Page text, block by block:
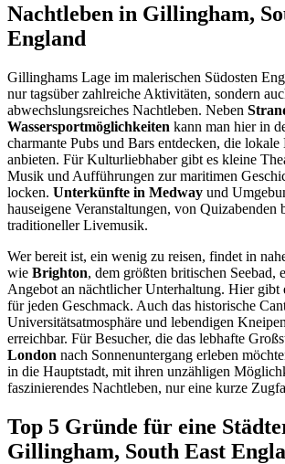
Nachtleben in Gillingham,
England
Gillinghams Lage im malerischen Südosten
nur tagsüber zahlreiche Aktivitäten, sondern
abwechslungsreiches Nachtleben. Neben
Wassersportmöglichkeiten kann man hier in
charmante Pubs und Bars entdecken, die
anbieten. Für Kulturliebhaber gibt es kleine
Musik und Aufführungen zur maritimen
locken. Unterkünfte in Medway und
hauseigene Veranstaltungen, von Quizabenden
traditioneller Livemusik.
Wer bereit ist, ein wenig zu reisen, findet in
wie Brighton, dem größten britischen Seebad,
Angebot an nächtlicher Unterhaltung. Hier gibt
für jeden Geschmack. Auch das historische
Universitätsatmosphäre und lebendigen
erreichbar. Für Besucher, die das lebhafte
London nach Sonnenuntergang erleben
in die Hauptstadt, mit ihren unzähligen
faszinierendes Nachtleben, nur eine kurze
Top 5 Gründe für eine
Gillingham, South East